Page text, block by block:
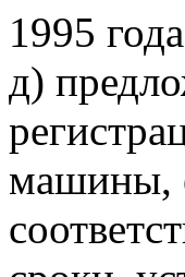
1995
д)
машины,